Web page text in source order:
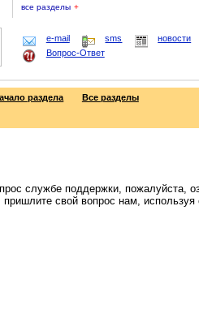
все разделы +
e-mail sms новости
Вопрос-Ответ
раздела Все разделы
службе поддержки, пожалуйста,
пришлите свой вопрос нам,